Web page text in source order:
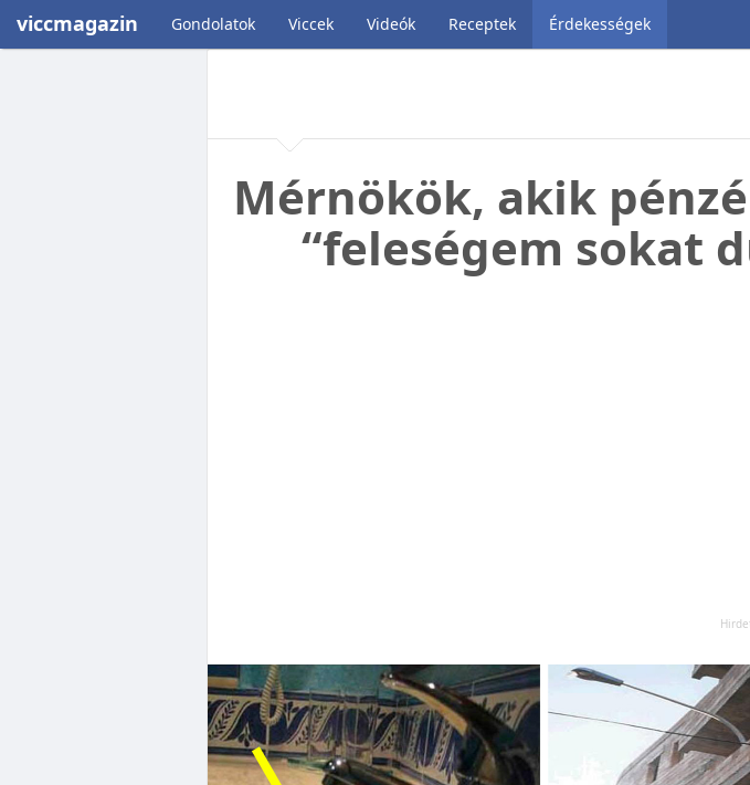
viccmagazin Gondolatok Viccek Videók Receptek Érdekességek
Mérnökök, akik
“feleségem sokat